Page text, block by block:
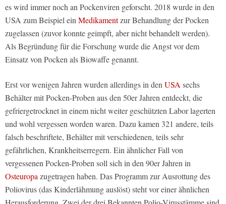
es wird immer noch an Pockenviren geforscht. 2018 wurde in den
USA zum Beispiel einMedikamentzur Behandlung der Pocken
zugelassen (zuvor konnte geimpft, aber nicht behandelt werden).
Als Begründung für die Forschung wurde die Angst vor dem
Einsatz von Pocken als Biowaffe genannt.
Erst vor wenigen Jahren wurden allerdings in denUSAsechs
Behälter mit Pocken-Proben aus den 50er Jahren entdeckt, die
gefriergetrocknet in einem nicht weiter geschützten Labor lagerten
und wohl vergessen worden waren. Dazu kamen 321 andere, teils
falsch beschriftete, Behälter mit verschiedenen, teils sehr
gefährlichen, Krankheitserregern. Ein ähnlicher Fall von
vergessenen Pocken-Proben soll sich in den 90er Jahren in
Osteuropazugetragen haben. Das Programm zur Ausrottung des
Poliovirus (das Kinderlähmung auslöst) steht vor einer ähnlichen